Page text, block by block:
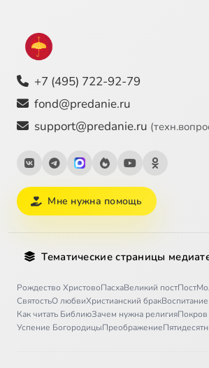
+7 (495) 722-92-79
fond@predanie.ru
support@predanie.ru
Мне нужна помощь
Тематические страницы
Рождество ХристовоПасхаВеликий постПост
СвятостьО любвиХристианский брак
Как читать БиблиюЗачем нужна религия
Успение БогородицыПреображение